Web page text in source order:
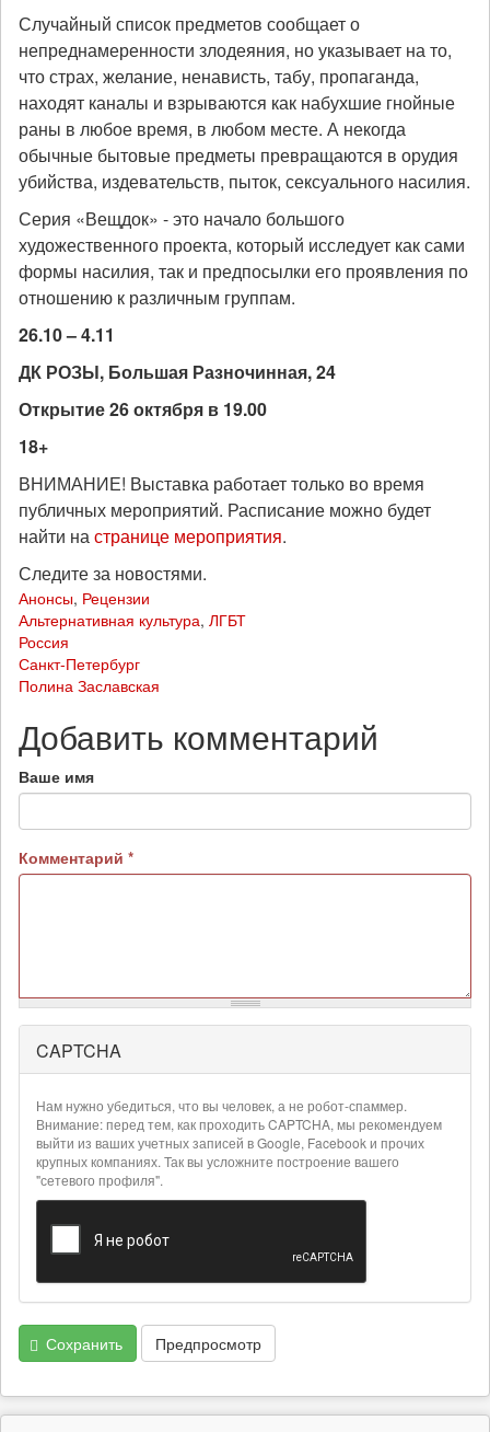
Случайный список предметов сообщает о
непреднамеренности злодеяния, но указывает на то,
что страх, желание, ненависть, табу, пропаганда,
находят каналы и взрываются как набухшие гнойные
раны в любое время, в любом месте. А некогда
обычные бытовые предметы превращаются в орудия
убийства, издевательств, пыток, сексуального насилия.
Серия «Вещдок» - это начало большого
художественного проекта, который исследует как сами
формы насилия, так и предпосылки его проявления по
отношению к различным группам.
26.10 – 4.11
ДК РОЗЫ, Большая Разночинная, 24
Открытие 26 октября в 19.00
18+
ВНИМАНИЕ! Выставка работает только во время
публичных мероприятий. Расписание можно будет
найти настранице мероприятия.
Следите за новостями.
Анонсы, Рецензии
Альтернативная культура, ЛГБТ
Россия
Санкт-Петербург
Полина Заславская
Добавить комментарий
Ваше имя
Комментарий *
Более
подробная
информация
текстовых
форматах
CAPTCHA
Нам нужно убедиться, что вы человек, а не робот-спаммер.
Внимание: перед тем, как проходить CAPTCHA, мы рекомендуем
выйти из ваших учетных записей в Google, Facebook и прочих
крупных компаниях. Так вы усложните построение вашего
"сетевого профиля".
Сохранить Предпросмотр